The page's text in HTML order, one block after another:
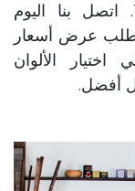
القابلة للتمديد TEOREMA EXTEN. اتصل بنا اليوم
عرض أسعار
الألوان
أفضل.